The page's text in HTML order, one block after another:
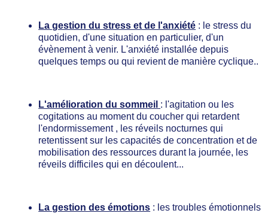
La gestion du stress et de l'anxiété : le stress du
quotidien, d'une situation en particulier, d'un
évènement à venir. L'anxiété installée depuis
quelques temps ou qui revient de manière cyclique..
L'amélioration du sommeil : l'agitation ou les
cogitations au moment du coucher qui retardent
l'endormissement , les réveils nocturnes qui
retentissent sur les capacités de concentration et de
mobilisation des ressources durant la journée, les
réveils difficiles qui en découlent...
La gestion des émotions : les troubles émotionnels